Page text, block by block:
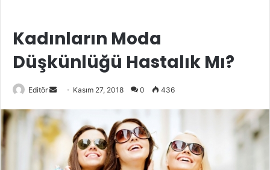
Kadınların Moda
Düşkünlüğü Hastalık Mı?
Editör
Bir
posta
göndermek
Kasım 27, 2018 0 436